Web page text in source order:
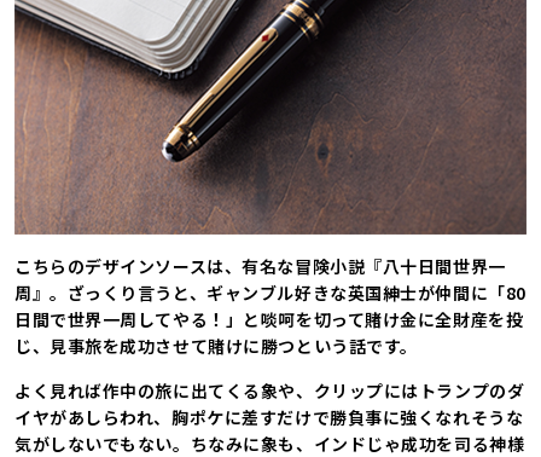
こちらのデザインソースは、有名な冒険小説『八十日間世界一
周』。ざっくり言うと、ギャンブル好きな英国紳士が仲間に「80
日間で世界一周してやる！」と啖呵を切って賭け金に全財産を投
じ、見事旅を成功させて賭けに勝つという話です。
よく見れば作中の旅に出てくる象や、クリップにはトランプのダ
イヤがあしらわれ、胸ポケに差すだけで勝負事に強くなれそうな
気がしないでもない。ちなみに象も、インドじゃ成功を司る神様